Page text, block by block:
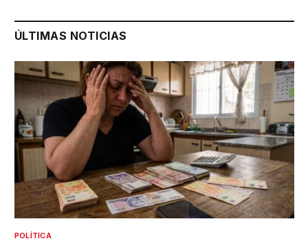
ÚLTIMAS NOTICIAS
POLÍTICA